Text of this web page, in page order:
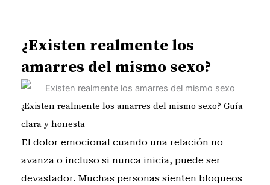
¿Existen realmente los
amarres del mismo sexo?
¿Existen realmente los amarres del mismo sexo? Guía
clara y honesta
El dolor emocional cuando una relación no
avanza o incluso si nunca inicia, puede ser
devastador. Muchas personas sienten bloqueos